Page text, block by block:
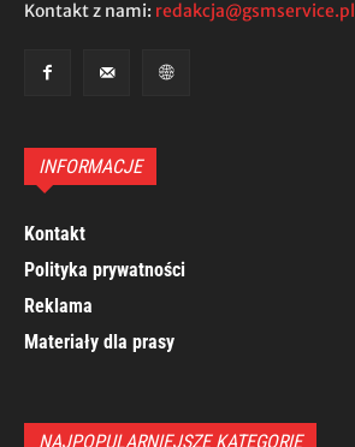
Kontakt z nami: redakcja@gsmservice.pl
INFORMACJE
Kontakt
Polityka prywatności
Reklama
Materiały dla prasy
NAJPOPULARNIEJSZE KATEGORIE